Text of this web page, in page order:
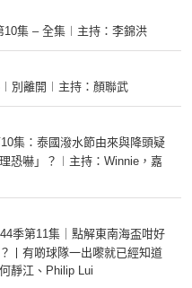
10集 – 全集︱主持：李錦洪
別離開︱主持：顏聯武
集：泰國潑水節由來與降頭疑
恐嚇」？︱主持：Winnie，嘉
季第11集｜點解東南海盃咁好
丨有啲球隊一出嚟就已經知道
靜江、Philip Lui